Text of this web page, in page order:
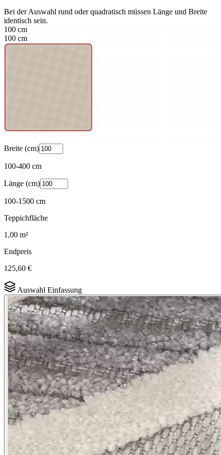
Bei der Auswahl rund oder quadratisch müssen Länge und Breite
identisch sein.
100cm
100cm
Breite (cm)
100-400 cm
Länge (cm)
100-1500 cm
Teppichfläche
1,00 m²
Endpreis
125,60 €
Auswahl Einfassung